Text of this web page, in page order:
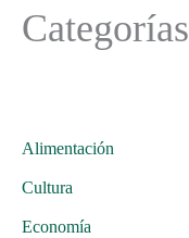
Categorías
Alimentación
Cultura
Economía